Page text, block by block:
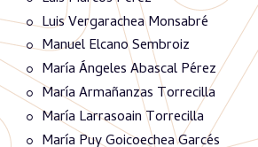
Luis Vergarachea Monsabré
Manuel Elcano Sembroiz
María Ángeles Abascal Pérez
María Armañanzas Torrecilla
María Larrasoain Torrecilla
María Puy Goicoechea Garcés